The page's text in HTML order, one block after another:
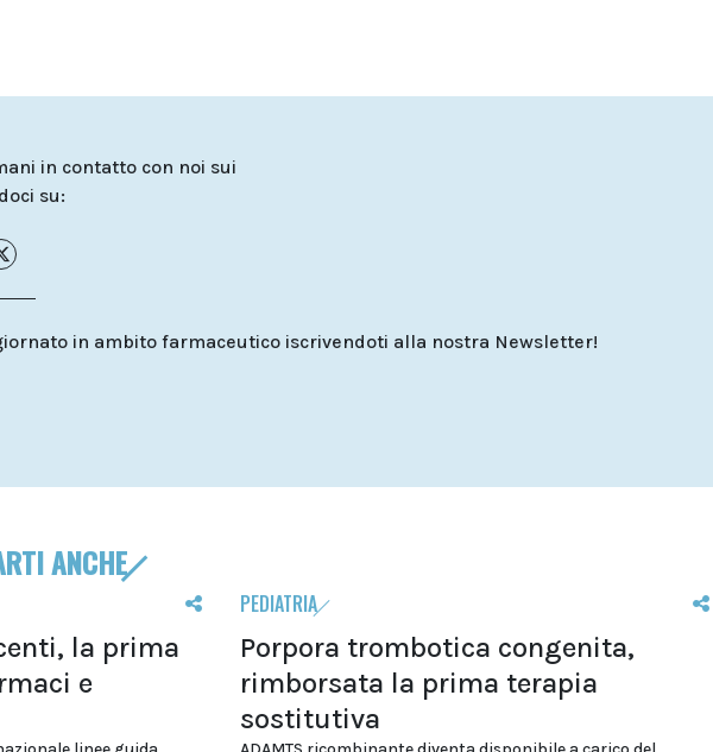
in contatto con noi sui
su:
in ambito farmaceutico iscrivendoti alla nostra Newsletter!
ANCHE
la prima
e
PEDIATRIA
Porpora trombotica congenita,
rimborsata la prima terapia
sostitutiva